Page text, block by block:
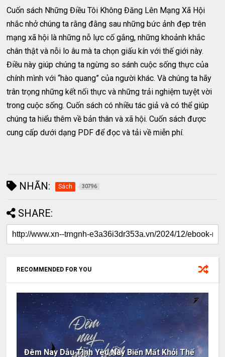
Cuốn sách Những Điều Tôi Không Đăng Lên Mạng Xã Hội
nhắc nhở chúng ta rằng đằng sau những bức ảnh đẹp trên
mạng xã hội là những nỗ lực cố gắng, những khoảnh khắc
chân thật và nỗi lo âu mà ta chọn giấu kín với thế giới này.
Điều này giúp chúng ta ngừng so sánh cuộc sống thực của
chính mình với “hào quang” của người khác. Và chúng ta hãy
trân trọng những kết nối thực và những trải nghiệm tuyệt vời
trong cuộc sống. Cuốn sách có nhiều tác giả và có thể giúp
chúng ta hiểu thêm về bản thân và xã hội. Cuốn sách được
cung cấp dưới dạng PDF để đọc và tải về miễn phí.
NHÃN: Sách 30796
SHARE:
RECOMMENDED FOR YOU
Đêm Nay Dẫu Tình Yêu Này Biến Mất Khỏi Thế